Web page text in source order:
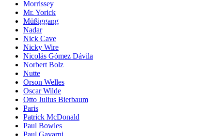
Morrissey
Mr. Yorick
Müßiggang
Nadar
Nick Cave
Nicky Wire
Nicolás Gómez Dávila
Norbert Bolz
Nutte
Orson Welles
Oscar Wilde
Otto Julius Bierbaum
Paris
Patrick McDonald
Paul Bowles
Paul Gavarni